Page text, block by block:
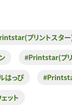
プリントスタ
#Printstar(プリ
はっぴ
ット